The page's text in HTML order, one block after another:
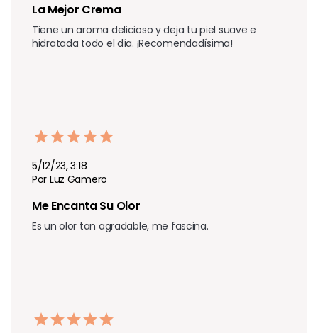
La Mejor Crema
Tiene un aroma delicioso y deja tu piel suave e
hidratada todo el día. ¡Recomendadísima!
5/12/23, 3:18
Por Luz Gamero
Me Encanta Su Olor
Es un olor tan agradable, me fascina.